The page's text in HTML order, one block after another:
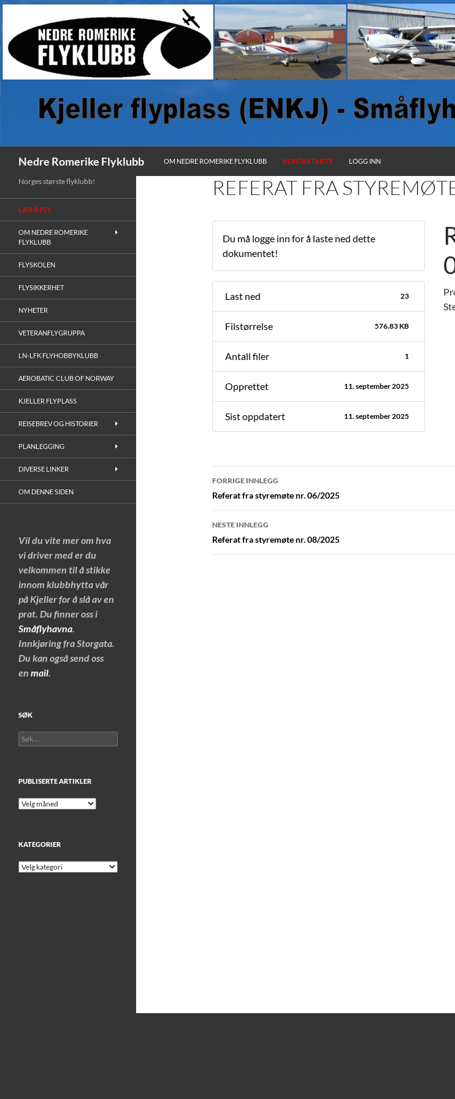
Nedre Romerike Flyklubb
OM NEDRE ROMERIKE FLYKLUBB
KONTAKTLISTE LOGG INN
REFERAT FRA
Du må logge inn for å laste ned dette
dokumentet!
Last ned 23
Filstørrelse 576.83 KB
Antall filer 1
Opprettet 11. september 2025
Sist oppdatert 11. september 2025
Innleggsnavigasjon
FORRIGE INNLEGG
Referat fra styremøte nr. 06/2025
NESTE INNLEGG
Referat fra styremøte nr. 08/2025
Norges største flyklubb!
LÆR Å FLY
OM NEDRE ROMERIKE
FLYKLUBB
FLYSKOLEN
FLYSIKKERHET
NYHETER
VETERANFLYGRUPPA
LN-LFK FLYHOBBYKLUBB
AEROBATIC CLUB OF NORWAY
KJELLER FLYPLASS
REISEBREV OG HISTORIER
PLANLEGGING
DIVERSE LINKER
OM DENNE SIDEN
Vil du vite mer om hva
vi driver med er du
velkommen til å stikke
innom klubbhytta vår
på Kjeller for å slå av en
prat. Du finner oss i
Småflyhavna.
Innkjøring fra Storgata.
Du kan også send oss
en mail.
SØK
Søk
etter:
PUBLISERTE ARTIKLER
Publiserte
KATEGORIER
Kategorier